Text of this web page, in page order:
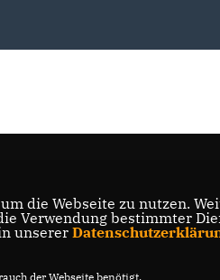
die Webseite zu nutzen.
Verwendung bestimmter
unserer
der Webseite benötigt.